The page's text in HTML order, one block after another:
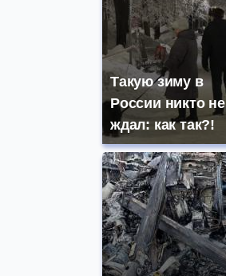
Такую зиму в
России никто не
ждал: как так?!